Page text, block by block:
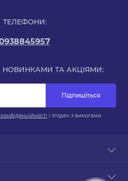
ТЕЛЕФОНИ:
НОВИНКАМИ ТА АКЦІЯМИ:
Підпишіться
і згоден з вимогами